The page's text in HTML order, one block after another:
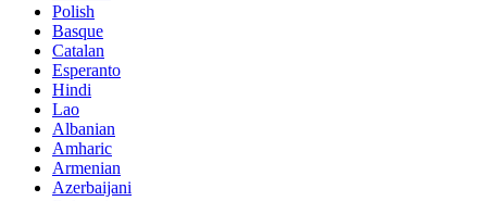
Polish
Basque
Catalan
Esperanto
Hindi
Lao
Albanian
Amharic
Armenian
Azerbaijani